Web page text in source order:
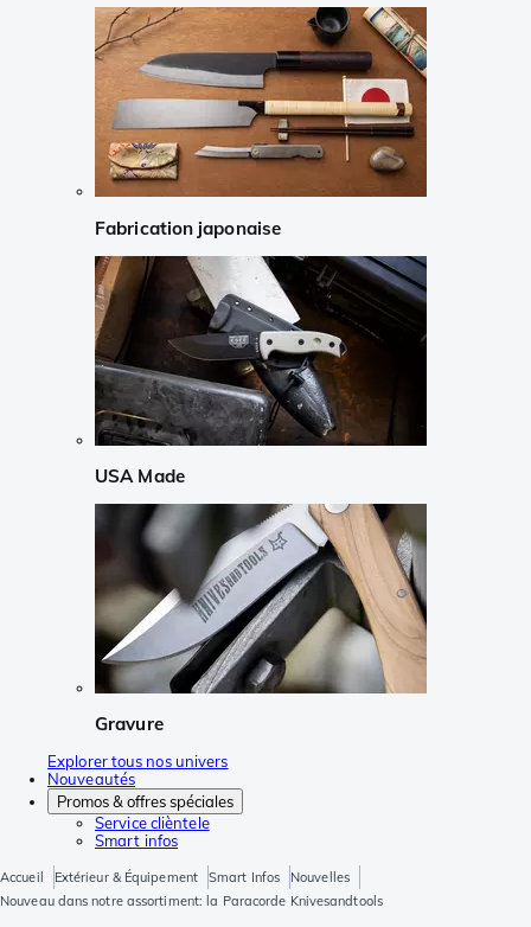
Fabrication japonaise
USA Made
Gravure
Explorer tous nos univers
Nouveautés
Promos & offres spéciales
Service clièntele
Smart infos
Accueil Extérieur & Équipement Smart Infos
Nouvelles
Nouveau dans notre assortiment: la Paracorde Knivesandtools